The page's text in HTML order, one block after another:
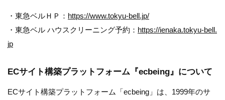
・東急ベルＨＰ： https://www.tokyu-bell.jp/
・東急ベル ハウスクリーニング予約： https://ienaka.tokyu-bell.
jp
ECサイト構築プラットフォーム『ecbeing』について
ECサイト構築プラットフォーム「ecbeing」は、1999年のサ